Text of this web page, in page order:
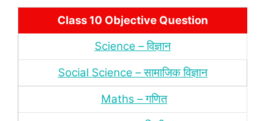
Class 10 Objective Question
Science – विज्ञान
Social Science – सामाजिक विज्ञान
Maths – गणित